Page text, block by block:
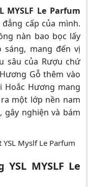
MYSLF Le Parfum
cấp của mình.
nàn bao bọc lấy
sáng, mang đến vị
sâu của Rượu chứ
Gỗ thêm vào
Hương mang
một lớp nền nam
gây nghiện và bám
MYSLF Le